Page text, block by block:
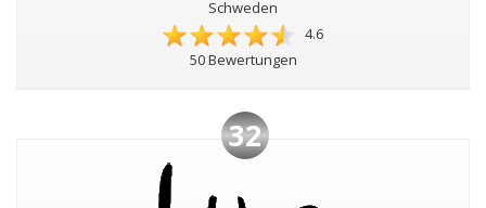
Schweden
4.6
50 Bewertungen
32